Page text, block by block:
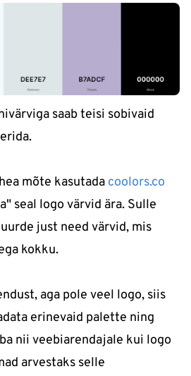
saab teisi sobivaid
mõte kasutada coolors.co
seal logo värvid ära. Sulle
just need värvid, mis
kokku.
aga pole veel logo, siis
erinevaid palette ning
nii veebiarendajale kui logo
arvestaks selle